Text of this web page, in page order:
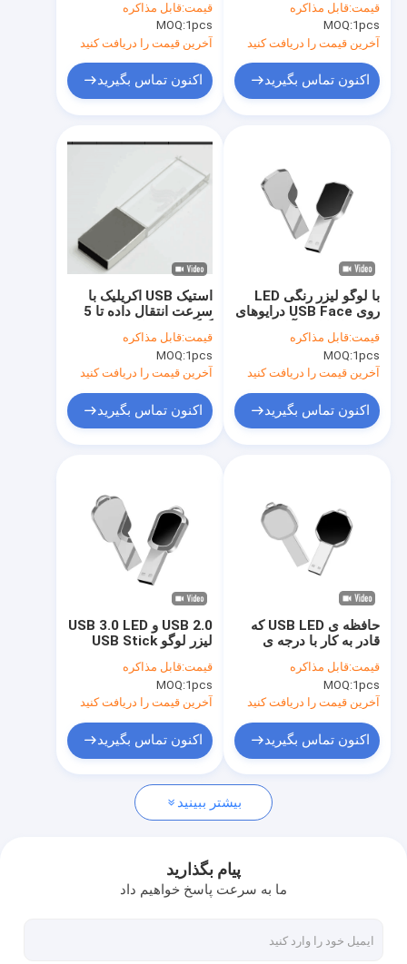
نمایش VR
درباره ما
کنترل کیفیت
با ما تماس بگیرید
فلش درایو USB فلزی
همچنین می تواند لیزر
لوگو بر روی فلز
سفارشی ساخته شده
usb لوگو و جعبه
قیمت:قابل مذاکره
MOQ:1pcs
آخرین قیمت را دریافت کنید
اکنون تماس بگیرید
مناسب برای هدیه
تعطیلات
قیمت:قابل مذاکره
MOQ:1pcs
آخرین قیمت را دریافت کنید
اکنون تماس بگیرید
استیک USB اکریلیک با
سرعت انتقال داده تا 5
سفارشی شده دسترسی
سریع به داده ها را تضمین
می کند که نشانگر حکاکی
است.
قیمت:قابل مذاکره
MOQ:1pcs
آخرین قیمت را دریافت کنید
اکنون تماس بگیرید
با لوگو لیزر رنگی LED
روی USB Face درایوهای
های سفارشی شده برای
هدیه های شرکتی
قیمت:قابل مذاکره
MOQ:1pcs
آخرین قیمت را دریافت کنید
اکنون تماس بگیرید
USB 2.0 و USB 3.0 LED
لیزر لوگو USB Stick
آپلود مناسب برای انتقال
و ذخیره سازی داده های
بزرگ
قیمت:قابل مذاکره
MOQ:1pcs
آخرین قیمت را دریافت کنید
اکنون تماس بگیرید
حافظه ی USB LED که
قادر به کار با درجه ی
سانتیگراد است که برای
پردازش داده های دمای
شدید مناسب است
قیمت:قابل مذاکره
MOQ:1pcs
آخرین قیمت را دریافت کنید
اکنون تماس بگیرید
بیشتر ببینید
پیام بگذارید
ما به سرعت پاسخ خواهیم داد